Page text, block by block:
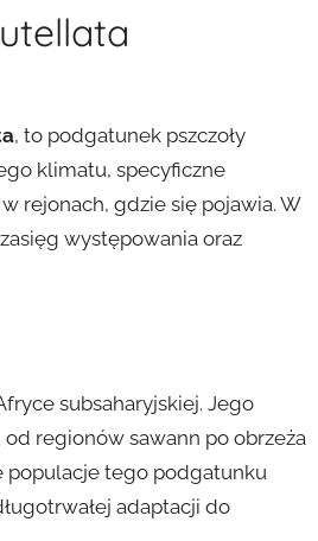
, to podgatunek pszczoły
klimatu, specyficzne
rejonach, gdzie się pojawia. W
występowania oraz
subsaharyjskiej. Jego
regionów sawann po obrzeża
populacje tego podgatunku
adaptacji do